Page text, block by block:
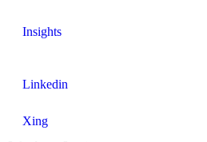
Insights
Linkedin
Xing